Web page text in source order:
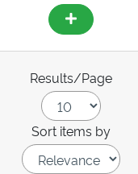
Results/Page
Sort items by